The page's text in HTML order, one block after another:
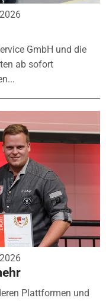
GmbH und die
ab sofort
Plattformen und